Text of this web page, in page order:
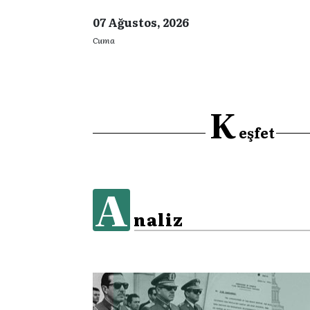
07 Ağustos, 2026
Cuma
Keşfet
A naliz